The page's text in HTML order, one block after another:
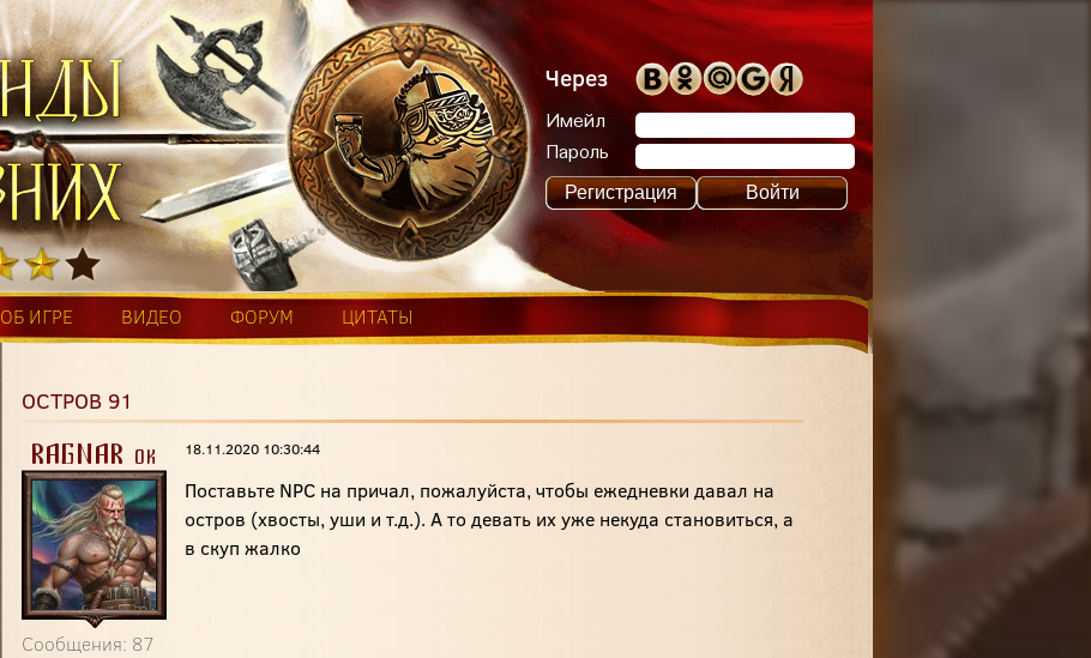
Через
Имейл
Пароль
Регистрация Войти
ОБ ИГРЕ ВИДЕО ФОРУМ ЦИТАТЫ
ОСТРОВ 91
RAGNAR-ok
Сообщения: 87
18.11.2020 10:30:44
Поставьте NPC на причал, пожалуйста, чтобы ежедневки давал на
остров (хвосты, уши и т.д.). А то девать их уже некуда становиться, а
в скуп жалко